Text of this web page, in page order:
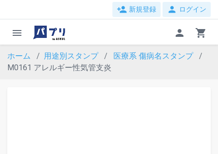
person_add 新規登録 person ログイン
menu person shopping_cart
ホーム 用途別スタンプ 医療系 傷病名スタンプ
M0161 アレルギー性気管支炎